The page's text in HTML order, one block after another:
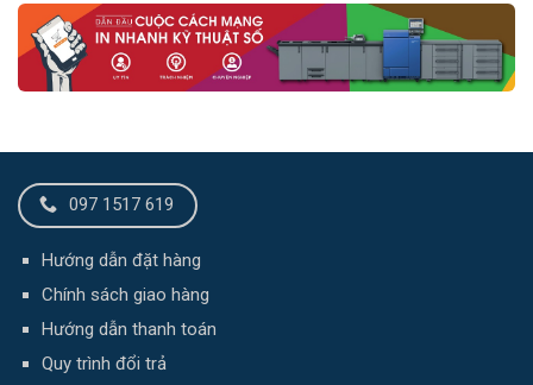
097 1517 619
Hướng dẫn đặt hàng
Chính sách giao hàng
Hướng dẫn thanh toán
Quy trình đổi trả